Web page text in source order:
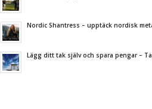
Nordic Shantress – upptäck nordisk
Lägg ditt tak själv och spara pengar –